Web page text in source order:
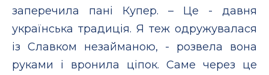
заперечила пані Купер. – Це - давня
українська традиція. Я теж одружувалася
із Славком незайманою, - розвела вона
руками і вронила ціпок. Саме через це